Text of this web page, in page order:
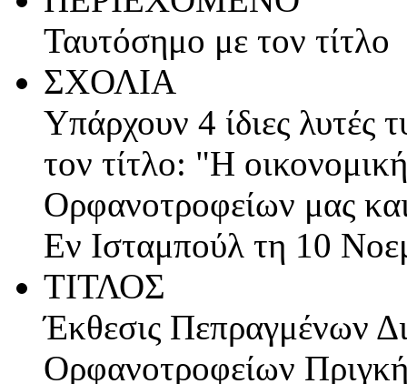
Ταυτόσημο με τον τίτλο
ΣΧΟΛΙΑ
Υπάρχουν 4 ίδιες λυτές
τον τίτλο: "Η
Ορφανοτροφείων μας
Εν Ισταμπούλ τη 10
ΤΙΤΛΟΣ
Έκθεσις Πεπραγμένων
Ορφανοτροφείων